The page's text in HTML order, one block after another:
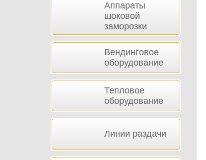
Аппараты
шоковой
заморозки
Вендинговое
оборудование
Тепловое
оборудование
Линии раздачи